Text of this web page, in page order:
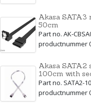
Akasa SATA3
50cm
Part no. AK-
productnummer
Akasa SATA2
100cm with
Part no. SATA2-
productnummer